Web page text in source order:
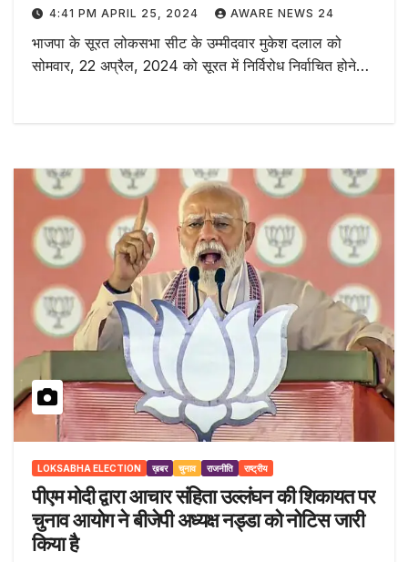
4:41 PM APRIL 25, 2024 AWARE NEWS 24
भाजपा के सूरत लोकसभा सीट के उम्मीदवार मुकेश दलाल को
सोमवार, 22 अप्रैल, 2024 को सूरत में निर्विरोध निर्वाचित होने…
LOKSABHA ELECTION ख़बर चुनाव राजनीति राष्ट्रीय
पीएम मोदी द्वारा आचार संहिता उल्लंघन की शिकायत पर
चुनाव आयोग ने बीजेपी अध्यक्ष नड्डा को नोटिस जारी
किया है